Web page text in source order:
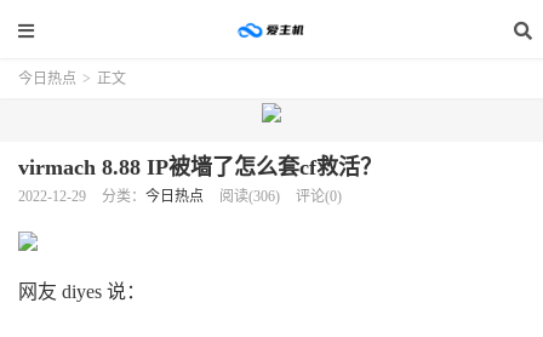
今日热点 > 正文
virmach 8.88 IP被墙了怎么套cf救活？
2022-12-29 分类： 今日热点 阅读(306) 评论(0)
网友 diyes 说：